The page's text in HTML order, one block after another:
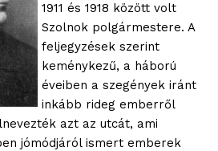
1911 és 1918 között volt
Szolnok polgármestere. A
feljegyzések szerint
keménykezű, a háború
éveiben a szegények iránt
inkább rideg emberről
azt az utcát, ami
jómódjáról ismert emberek